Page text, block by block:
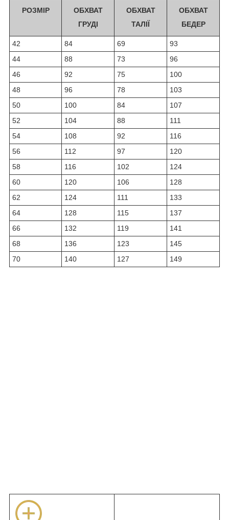
РОЗМІР
ОБХВАТ
ГРУДІ
ОБХВАТ
ТАЛІЇ
ОБХВАТ
БЕДЕР
42 84 69
93
44
88 73
96
46
92 75
100
48
96 78
103
50
100 84
107
52
104 88
111
54
108 92
116
56
112 97
120
58
116 102
124
60
120 106
128
62
124 111
133
64
128 115
137
66
132 119
141
68
136 123
145
70
140 127 149